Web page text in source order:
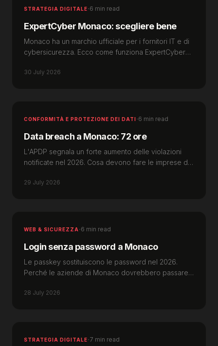
STRATEGIA DIGITALE·6 min read
ExpertCyber Monaco: scegliere bene
Monaco ha un marchio ufficiale per i fornitori IT e di
cybersicurezza. Ecco come funziona ExpertCyber
30 July 2026
CONFORMITÀ E PROTEZIONE DEI DATI·6 min read
Data breach a Monaco: 72 ore
L'APDP segnala un forte aumento delle violazioni
notificate nel 2026. Cosa devono fare le imprese di
29 July 2026
WEB & SICUREZZA ·6 min read
Login senza password a Monaco
Le passkey sostituiscono le password nel 2026.
Perché le aziende di Monaco dovrebbero passare
28 July 2026
STRATEGIA DIGITALE·7 min read